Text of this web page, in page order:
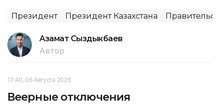
Президент Президент Казахстана
Азамат Сыздыкбаев
Автор
17:40, 06 Августа 2026
Веерные отключения